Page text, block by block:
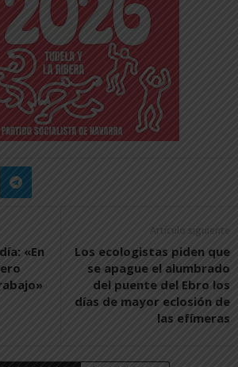
«En
Artículo siguiente
Los ecologistas piden que
se apague el alumbrado
del puente del Ebro los
días de mayor eclosión de
las efímeras